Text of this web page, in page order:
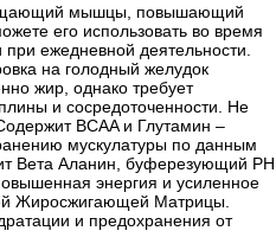
мышцы, повышающий
его использовать во время
ежедневной деятельности.
на голодный желудок
жир, однако требует
и сосредоточенности. Не
BCAA и Глутамин –
мускулатуры по данным
Bета Аланин, буферезующий PH
энергия и усиленное
Жиросжигающей Матрицы.
и предохранения от